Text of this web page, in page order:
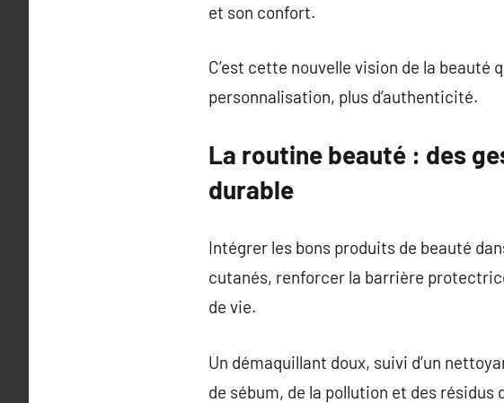
et son confort.
C’est cette nouvelle vision de la beauté
personnalisation, plus d’authenticité.
La routine beauté : des
durable
Intégrer les bons produits de beauté
cutanés, renforcer la barrière
de vie.
Un démaquillant doux, suivi d’un
de sébum, de la pollution et des résidus